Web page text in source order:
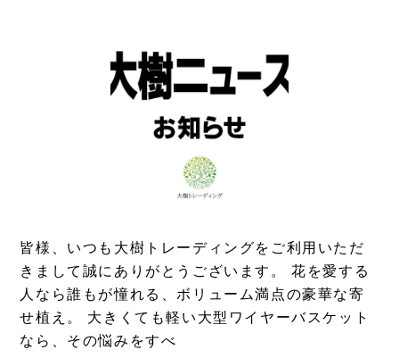
皆様、いつも大樹トレーディングをご利用いただ
きまして誠にありがとうございます。 花を愛する
人なら誰もが憧れる、ボリューム満点の豪華な寄
せ植え。 大きくても軽い大型ワイヤーバスケット
なら、その悩みをすべ